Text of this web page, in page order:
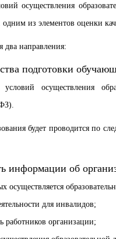
осуществления
из элементов оценки
два направления:
подготовки
осуществления
будет проводится по
информации об
для инвалидов;
работников организации;